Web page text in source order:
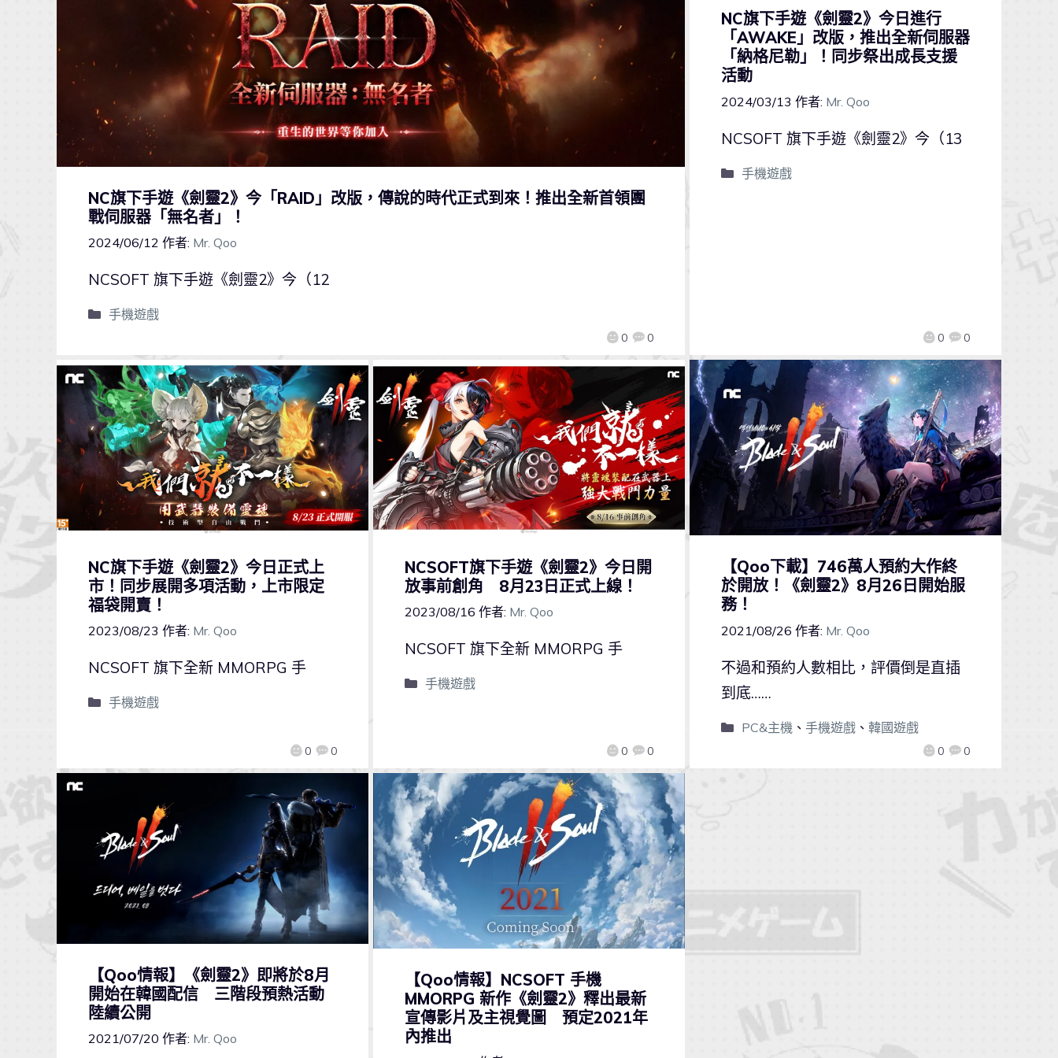
NC旗下手遊《劍靈2》今「RAID」改版，傳說的時代正式到來！推出全新首領團
戰伺服器「無名者」！
2024/06/12 作者: Mr. Qoo
0 0
NCSOFT 旗下手遊《劍靈2》今（12
手機遊戲
NC旗下手遊《劍靈2》今日進行
「AWAKE」改版，推出全新伺服器
「納格尼勒」！同步祭出成長支援
活動
2024/03/13 作者: Mr. Qoo
0 0
NCSOFT 旗下手遊《劍靈2》今（13
手機遊戲
NC旗下手遊《劍靈2》今日正式上
市！同步展開多項活動，上市限定
福袋開賣！
2023/08/23 作者: Mr. Qoo
0 0
NCSOFT 旗下全新 MMORPG 手
手機遊戲
NCSOFT旗下手遊《劍靈2》今日開
放事前創角 8月23日正式上線！
2023/08/16 作者: Mr. Qoo
0 0
NCSOFT 旗下全新 MMORPG 手
手機遊戲
【Qoo下載】746萬人預約大作終
於開放！《劍靈2》8月26日開始服
務！
2021/08/26 作者: Mr. Qoo
0 0
不過和預約人數相比，評價倒是直插
到底……
PC&主機 、 手機遊戲、 韓國遊戲
【Qoo情報】《劍靈2》即將於8月
開始在韓國配信 三階段預熱活動
陸續公開
2021/07/20 作者: Mr. Qoo
【Qoo情報】NCSOFT 手機
MMORPG 新作《劍靈2》釋出最新
宣傳影片及主視覺圖 預定2021年
內推出